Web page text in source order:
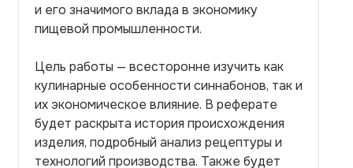
и его значимого вклада в экономику
пищевой промышленности.
Цель работы — всесторонне изучить как
кулинарные особенности синнабонов, так и
их экономическое влияние. В реферате
будет раскрыта история происхождения
изделия, подробный анализ рецептуры и
технологий производства. Также будет